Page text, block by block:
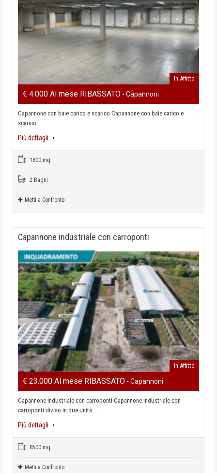
In Affitto
€ 4.000 Al mese RIBASSATO - Capannoni
Capannone con baie carico e scarico Capannone con baie carico e
scarico…
Più dettagli
1800 mq
2 Bagni
Metti a Confronto
Capannone industriale con carroponti
In Affitto
€ 23.000 Al mese RIBASSATO - Capannoni
Capannone industriale con carroponti Capannone industriale con
carroponti diviso in due unità.…
Più dettagli
8500 mq
Metti a Confronto